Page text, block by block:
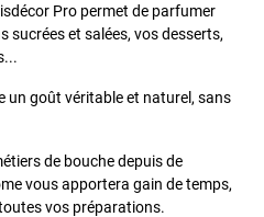
Pro permet de parfumer
sucrées et salées, vos desserts,
un goût véritable et naturel, sans
de bouche depuis de
vous apportera gain de temps,
vos préparations.